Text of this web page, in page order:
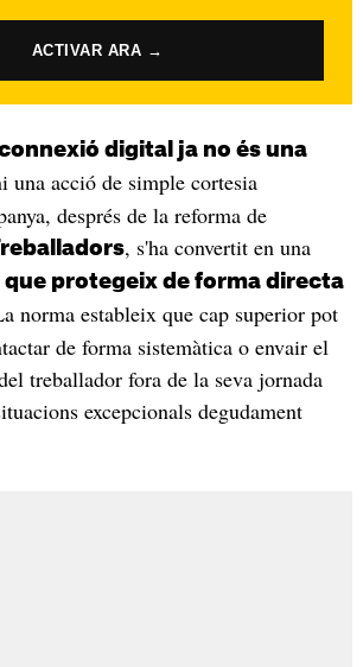
ACTIVAR ARA →
digital ja no és una
una acció de simple cortesia
després de la reforma de
, s'ha convertit en una
protegeix de forma directa
norma estableix que cap superior pot
de forma sistemàtica o envair el
treballador fora de la seva jornada
excepcionals degudament